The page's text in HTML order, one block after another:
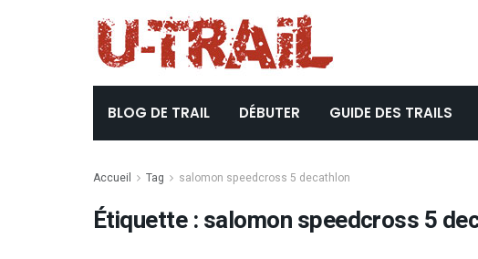
BLOG DE TRAIL DÉBUTER GUIDE DES TRAILS
Accueil Tag salomon speedcross 5 decathlon
Étiquette :salomon speedcross 5